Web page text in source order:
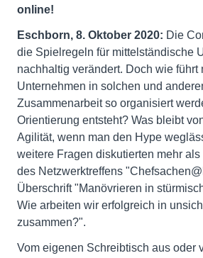
online!
Eschborn, 8. Oktober 2020: Die
die Spielregeln für mittelständische
nachhaltig verändert. Doch wie führt
Unternehmen in solchen und
Zusammenarbeit so organisiert
Orientierung entsteht? Was bleibt
Agilität, wenn man den Hype
weitere Fragen diskutierten mehr
des Netzwerktreffens
Überschrift "Manövrieren in
Wie arbeiten wir erfolgreich in
zusammen?".
Vom eigenen Schreibtisch aus oder